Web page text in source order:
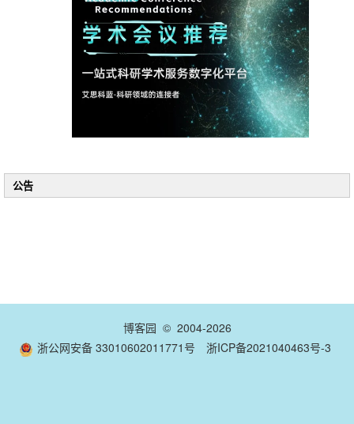
公告
博客园 © 2004-2026
浙公网安备 33010602011771号
浙ICP备2021040463号-3